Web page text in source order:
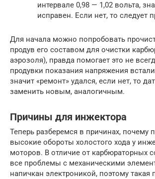
интервале 0,98 — 1,02 вольта,
исправен. Если нет, то следует
Для начала можно попробовать
продув его составом для очистки
аэрозоля), правда помогает это не
продувки показания напряжения
значит «ремонт» удался, если нет, то
заменить новым, аналогичным.
Причины для инжектора
Теперь разберемся в причинах, почему
высокие обороты холостого хода у
моторов. В отличие от карбюраторных
все проблемы с механическими
напичкан электроникой, поэтому такая